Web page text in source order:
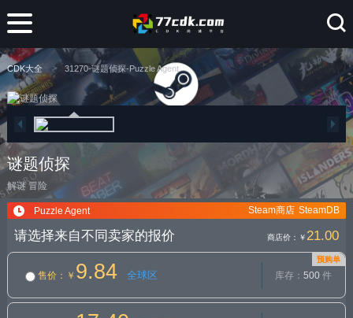
CDK大全 31270-谜题侦探-Puzzle Agent
谜题侦探
解谜 冒险
Puzzle Agent SteamDB
Steam商店
请选择来自不同卖家的报价 商店价： ￥ 21.00
预购单
售价 ：￥ 9.84 全球区 库存： 500件